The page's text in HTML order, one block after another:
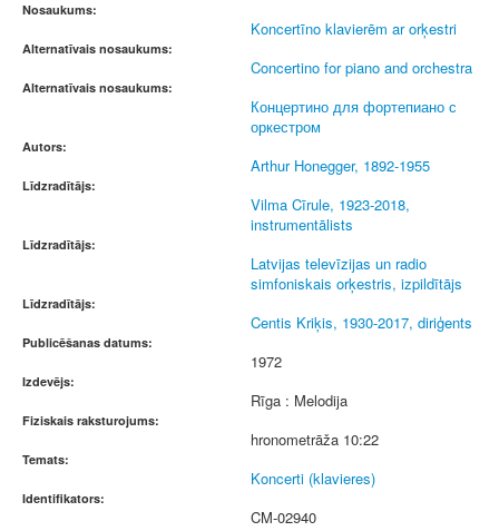
Nosaukums:
Koncertīno klavierēm ar orķestri
Alternatīvais nosaukums:
Concertino for piano and orchestra
Alternatīvais nosaukums:
Концертино для фортепиано с
оркестром
Autors:
Arthur Honegger, 1892-1955
Līdzradītājs:
Vilma Cīrule, 1923-2018,
instrumentālists
Līdzradītājs:
Latvijas televīzijas un radio
simfoniskais orķestris, izpildītājs
Līdzradītājs:
Centis Kriķis, 1930-2017, diriģents
Publicēšanas datums:
1972
Izdevējs:
Rīga : Melodija
Fiziskais raksturojums:
hronometrāža 10:22
Temats:
Koncerti (klavieres)
Identifikators:
CM-02940